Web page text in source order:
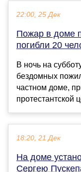
22:00, 25 Дек
Пожар в доме
погибли 20
В ночь на
бездомных
частном доме,
протестантской
18:20, 21 Дек
На доме
Сергею